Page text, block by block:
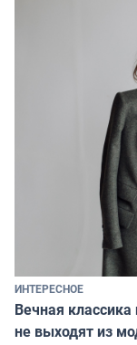
ИНТЕРЕСНОЕ
Вечная
не выходят из